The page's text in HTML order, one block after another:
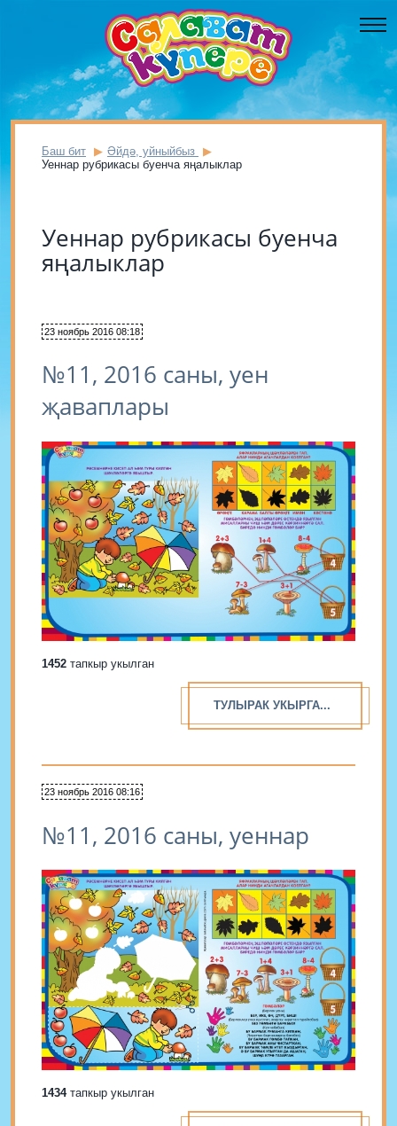
Баш бит
Әйдә, уйныйбыз
Уеннар рубрикасы буенча яңалыклар
Уеннар рубрикасы буенча
яңалыклар
23 ноябрь 2016 08:18
№11, 2016 саны, уен
җаваплары
1452 тапкыр укылган
ТУЛЫРАК УКЫРГА...
23 ноябрь 2016 08:16
№11, 2016 саны, уеннар
1434тапкыр укылган